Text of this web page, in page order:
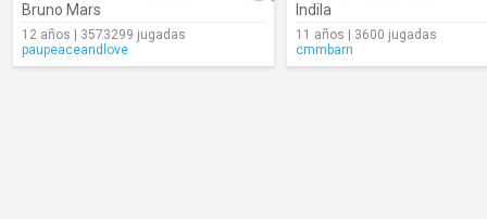
Bruno Mars
12 años | 3573299 jugadas
paupeaceandlove
Indila
11 años | 3600 jugadas
cmmbarn